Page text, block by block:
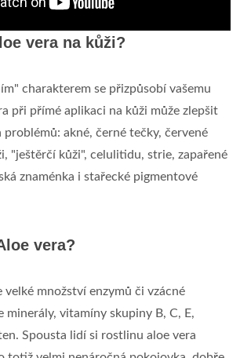
vera na kůži?
charakterem se přizpůsobí vašemu
při přímé aplikaci na kůži může zlepšit
akné, černé tečky, červené
"ještěrčí kůži", celulitidu, strie, zapařené
znaménka i stařecké pigmentové
vera?
velké množství enzymů či vzácné
minerály, vitamíny skupiny B, C, E,
Spousta lidí si rostlinu aloe vera